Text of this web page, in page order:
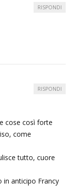
RISPONDI
cose così forte
come
tutto, cuore
in anticipo Francy
RISPONDI